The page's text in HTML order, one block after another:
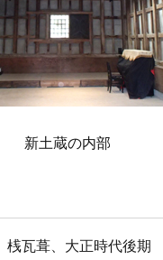
新土蔵の内部
桟瓦葺、大正時代後期